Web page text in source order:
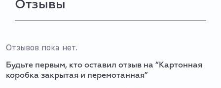
Отзывы
Отзывов пока нет.
Будьте первым, кто оставил отзыв на “Картонная
коробка закрытая и перемотанная”